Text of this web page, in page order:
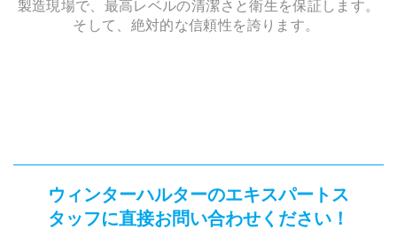
製造現場で、最高レベルの清潔さと衛生を保証します。
そして、絶対的な信頼性を誇ります。
ウィンターハルターのエキスパートス
タッフに直接お問い合わせください！